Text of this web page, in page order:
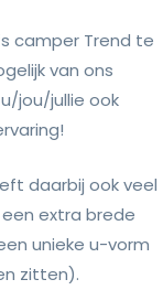
camper Trend te
van ons
jou/jullie ook
daarbij ook veel
extra brede
unieke u-vorm
zitten).